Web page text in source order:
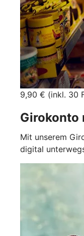
9,90 € (inkl. 30
Girokonto
Mit unserem
digital